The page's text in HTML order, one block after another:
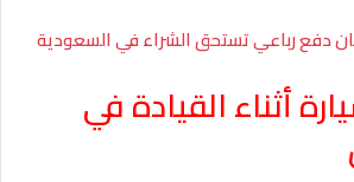
دفع رباعي تستحق الشراء في السعودية
أثناء القيادة في